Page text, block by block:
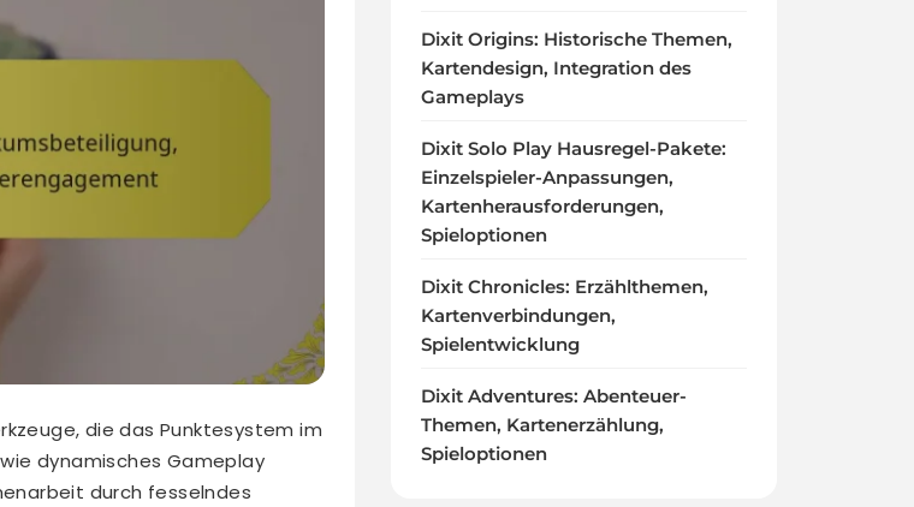
die das Punktesystem im
dynamisches Gameplay
durch fesselndes
Dixit Origins: Historische Themen,
Kartendesign, Integration des
Gameplays
Dixit Solo Play Hausregel-Pakete:
Einzelspieler-Anpassungen,
Kartenherausforderungen,
Spieloptionen
Dixit Chronicles: Erzählthemen,
Kartenverbindungen,
Spielentwicklung
Dixit Adventures: Abenteuer-
Themen, Kartenerzählung,
Spieloptionen